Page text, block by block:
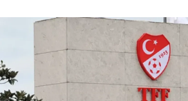
SPOR
TEKNOLOJİ
YAŞAM